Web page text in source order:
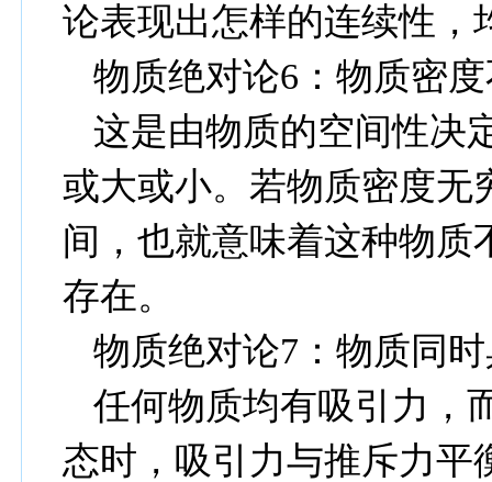
论表现出怎样的连续性，
物质绝对论6 ：物质密
这是由物质的空间性决
或大或小。若物质密度无
间，也就意味着这种物质
存在。
物质绝对论7 ：物质同
任何物质均有吸引力，
态时，吸引力与推斥力平